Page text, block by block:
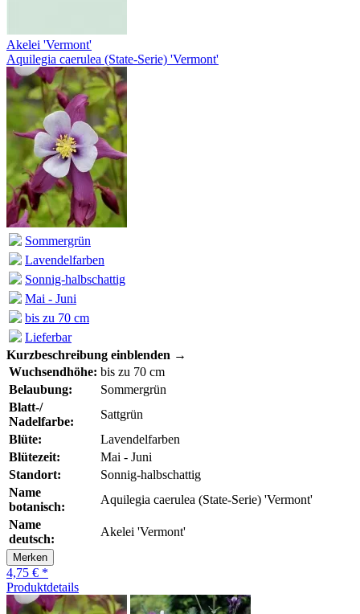
Akelei 'Vermont'
Aquilegia caerulea (State-Serie) 'Vermont'
Sommergrün
Lavendelfarben
Sonnig-halbschattig
Mai - Juni
bis zu 70 cm
Lieferbar
Kurzbeschreibung einblenden →
Wuchsendhöhe: bis zu 70 cm
Belaubung:
Sommergrün
Blatt-/
Nadelfarbe:
Sattgrün
Blüte:
Lavendelfarben
Blütezeit:
Mai - Juni
Standort:
Sonnig-halbschattig
Name
botanisch:
Aquilegia caerulea (State-Serie) 'Vermont'
Name
deutsch:
Akelei 'Vermont'
Merken
4,75 € *
Produktdetails